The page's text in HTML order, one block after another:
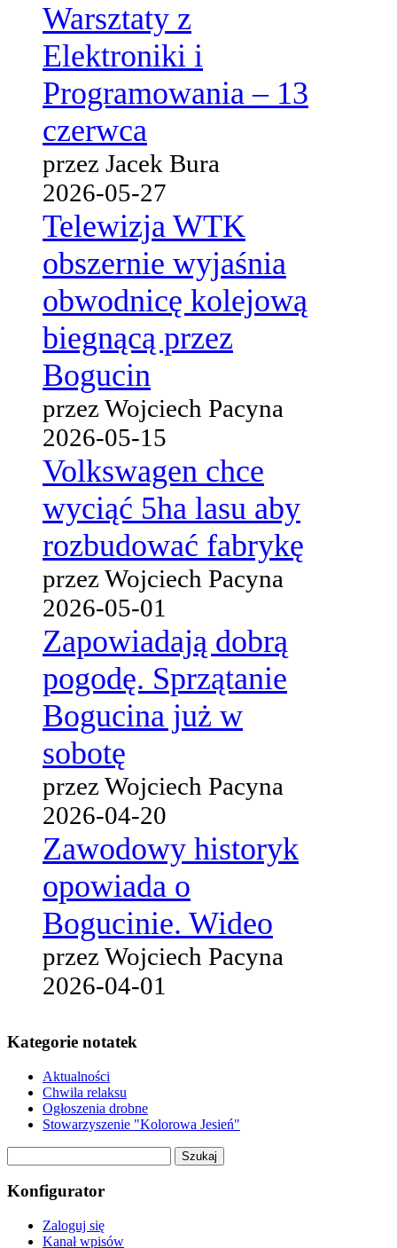
Warsztaty z
Elektroniki i
Programowania – 13
czerwca
przez Jacek Bura
2026-05-27
Telewizja WTK
obszernie wyjaśnia
obwodnicę kolejową
biegnącą przez
Bogucin
przez Wojciech Pacyna
2026-05-15
Volkswagen chce
wyciąć 5ha lasu aby
rozbudować fabrykę
przez Wojciech Pacyna
2026-05-01
Zapowiadają dobrą
pogodę. Sprzątanie
Bogucina już w
sobotę
przez Wojciech Pacyna
2026-04-20
Zawodowy historyk
opowiada o
Bogucinie. Wideo
przez Wojciech Pacyna
2026-04-01
Kategorie notatek
Aktualności
Chwila relaksu
Ogłoszenia drobne
Stowarzyszenie "Kolorowa Jesień"
Konfigurator
Zaloguj się
Kanał wpisów